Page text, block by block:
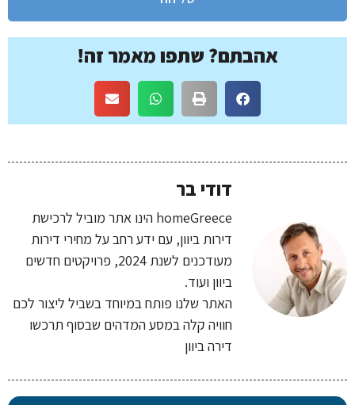
אהבתם? שתפו מאמר זה!
דודי בר
homeGreece הינו אתר מוביל לרכישת
דירות ביוון, עם ידע רחב על מחירי דירות
מעודכנים לשנת 2024, פרויקטים חדשים
ביוון ועוד.
האתר שלנו פותח במיוחד בשביל ליצור לכם
חוויה קלה במסע המדהים שבסוף תרכשו
דירה ביוון